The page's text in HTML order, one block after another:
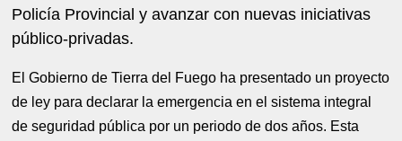
Policía Provincial y avanzar con nuevas iniciativas
público-privadas.
El Gobierno de Tierra del Fuego ha presentado un proyecto
de ley para declarar la emergencia en el sistema integral
de seguridad pública por un periodo de dos años. Esta